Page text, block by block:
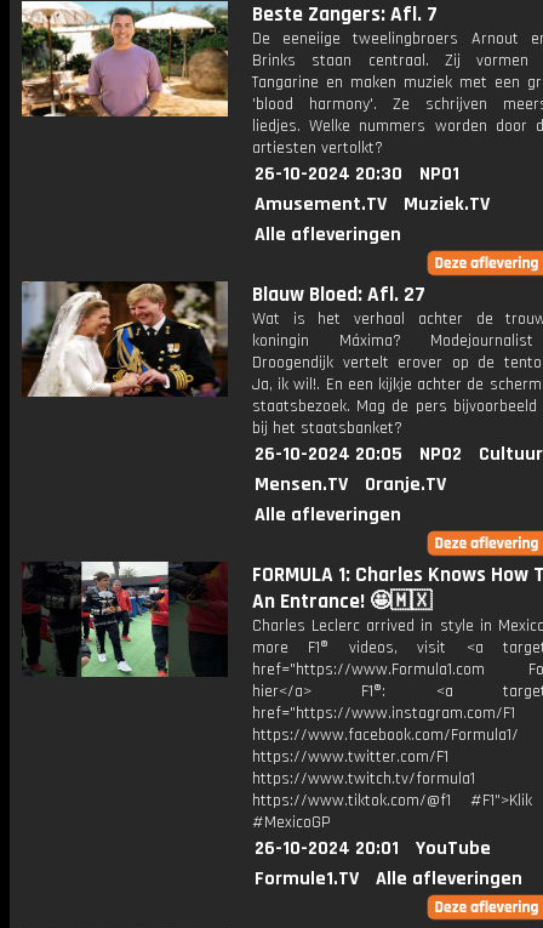
Beste Zangers: Afl. 7
De eeneiige tweelingbroers Arnout
Brinks staan centraal. Zij
Tangarine en maken muziek met een
'blood harmony'. Ze schrijven
liedjes. Welke nummers worden door
artiesten vertolkt?
26-10-2024 20:30
NPO1
Amusement.TV
Muziek.TV
Alle afleveringen
Blauw Bloed: Afl. 27
Wat is het verhaal achter de
koningin Máxima?
Droogendijk vertelt erover op de
Ja, ik wil!. En een kijkje achter de
staatsbezoek. Mag de pers bijvoorbeeld
bij het staatsbanket?
26-10-2024 20:05 NPO2
Mensen.TV
Oranje.TV
Alle afleveringen
FORMULA 1: Charles Knows How
An Entrance! 🤩🇲🇽
Charles Leclerc arrived in style in
more F1® videos, visit <a
href="https://www.Formula1.com
hier</a> F1®: <a
href="https://www.instagram.com/F1
https://www.facebook.com/Formula1/
https://www.twitter.com/F1
https://www.twitch.tv/formula1
https://www.tiktok.com/@f1
#MexicoGP
26-10-2024 20:01
YouTube
Formule1.TV
Alle afleveringen